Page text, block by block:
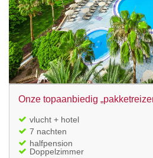
Onze topaanbiedig
vlucht + hotel
7 nachten
halfpension
Doppelzimmer